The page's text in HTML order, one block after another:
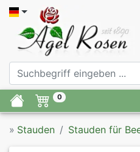
0
» Stauden Stauden für